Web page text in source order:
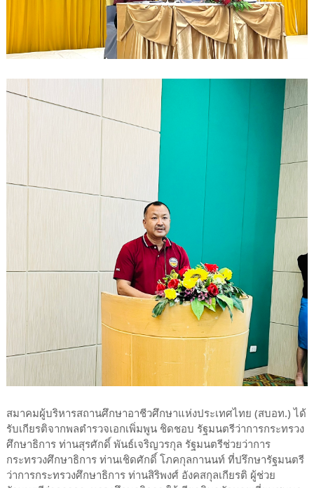
สมาคมผู้บริหารสถานศึกษาอาชีวศึกษาแห่งประเทศไทย (สบอท.) ได้
รับเกียรติจากพลตำรวจเอกเพิ่มพูน ชิดชอบ รัฐมนตรีว่าการกระทรวง
ศึกษาธิการ ท่านสุรศักดิ์ พันธ์เจริญวรกุล รัฐมนตรีช่วยว่าการ
กระทรวงศึกษาธิการ ท่านเชิดศักดิ์ โภคกุลกานนท์ ที่ปรึกษารัฐมนตรี
ว่าการกระทรวงศึกษาธิการ ท่านสิริพงศ์ อังคสกุลเกียรติ ผู้ช่วย